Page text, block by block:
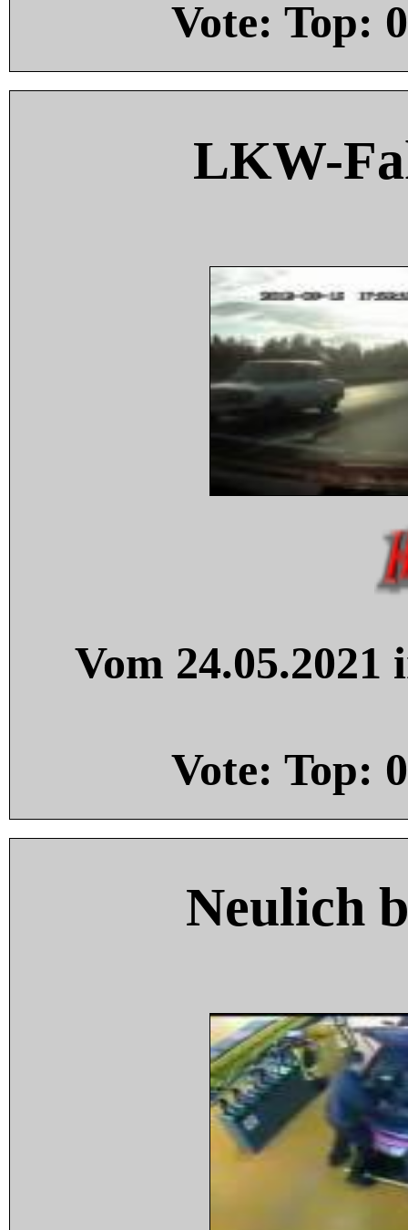
Vote: Top: 0
LKW-
Vom
Vote: Top: 0
Neulich